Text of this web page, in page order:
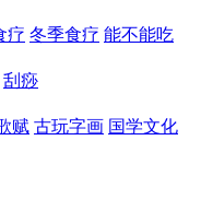
疗 冬季食疗 能不能吃
刮痧
赋 古玩字画 国学文化